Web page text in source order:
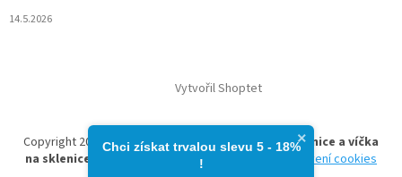
14.5.2026
Vytvořil Shoptet
Copyright 2026zavarovacisklo.cz | Zavařovací sklenice a víčka
na sklenice
. Všechna práva vyhrazena. Upravit nastavení cookies
×
Chci získat trvalou slevu 5 - 18%​
!